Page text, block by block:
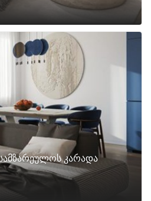
კარადა